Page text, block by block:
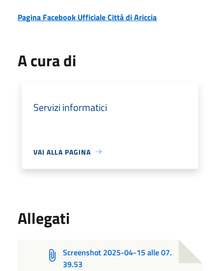
Pagina Facebook Ufficiale Città di Ariccia
A cura di
Servizi informatici
VAI ALLA PAGINA
Allegati
Screenshot 2025-04-15 alle 07.
39.53